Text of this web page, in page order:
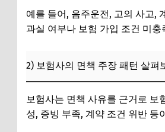
2) 금융감독원 및 소비
3) 분쟁 해결 시 고려할
5. 운전자보험 가입 시
1) 가입 전 약관 세부
2) 보험 상담 시 구체적
예를 들어, 음주운전, 고의 사고,
과실 여부나 보험 가입 조건 미
2) 보험사의 면책 주장 패턴 살펴
보험사는 면책 사유를 근거로
성, 증빙 부족, 계약 조건 위반 등